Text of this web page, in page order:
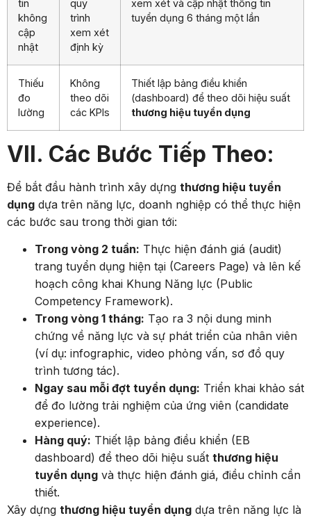
tin
không
cập
nhật
quy
trình
xem xét
định kỳ
xem xét và cập nhật thông tin
tuyển dụng 6 tháng một lần
Thiếu
đo
lường
Không
theo dõi
các KPIs
Thiết lập bảng điều khiển
(dashboard) để theo dõi hiệu suất
thương hiệu tuyển dụng
VII. Các Bước Tiếp Theo:
Để bắt đầu hành trình xây dựng thương hiệu tuyển
dụng dựa trên năng lực, doanh nghiệp có thể thực hiện
các bước sau trong thời gian tới:
Trong vòng 2 tuần: Thực hiện đánh giá (audit)
trang tuyển dụng hiện tại (Careers Page) và lên kế
hoạch công khai Khung Năng lực (Public
Competency Framework).
Trong vòng 1 tháng: Tạo ra 3 nội dung minh
chứng về năng lực và sự phát triển của nhân viên
(ví dụ: infographic, video phỏng vấn, sơ đồ quy
trình tương tác).
Ngay sau mỗi đợt tuyển dụng: Triển khai khảo sát
để đo lường trải nghiệm của ứng viên (candidate
experience).
Hàng quý: Thiết lập bảng điều khiển (EB
dashboard) để theo dõi hiệu suất thương hiệu
tuyển dụng và thực hiện đánh giá, điều chỉnh cần
thiết.
Xây dựng thương hiệu tuyển dụng dựa trên năng lực là